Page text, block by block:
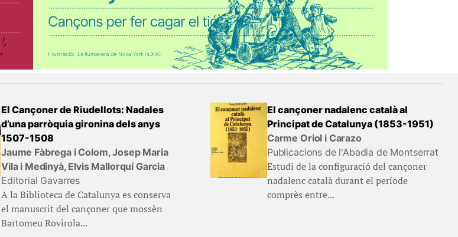
El Cançoner de Riudellots: Nadales
d’una parròquia gironina dels anys
1507-1508
Jaume Fàbrega i Colom, Josep Maria
Vila i Medinyà, Elvis Mallorquí Garcia
Editorial Gavarres
A la Biblioteca de Catalunya es conserva
el manuscrit del cançoner que mossèn
Bartomeu Rovirola...
El cançoner nadalenc català al
Principat de Catalunya (1853-1951)
Carme Oriol i Carazo
Publicacions de l'Abadia de Montserrat
Estudi de la configuració del cançoner
nadalenc català durant el període
comprès entre...